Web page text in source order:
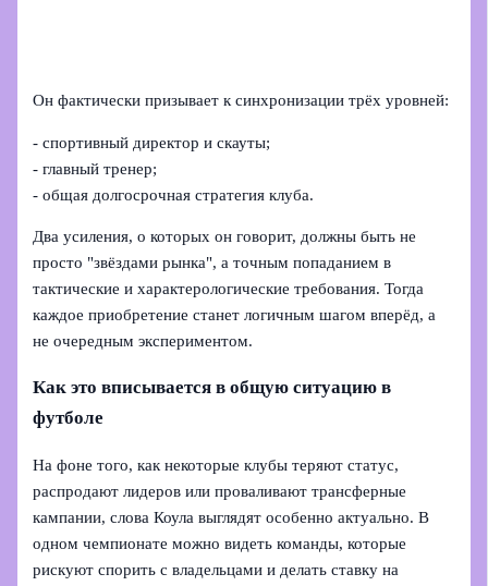
Он фактически призывает к синхронизации трёх уровней:
- спортивный директор и скауты;
- главный тренер;
- общая долгосрочная стратегия клуба.
Два усиления, о которых он говорит, должны быть не
просто "звёздами рынка", а точным попаданием в
тактические и характерологические требования. Тогда
каждое приобретение станет логичным шагом вперёд, а
не очередным экспериментом.
Как это вписывается в общую ситуацию в
футболе
На фоне того, как некоторые клубы теряют статус,
распродают лидеров или проваливают трансферные
кампании, слова Коула выглядят особенно актуально. В
одном чемпионате можно видеть команды, которые
рискуют спорить с владельцами и делать ставку на